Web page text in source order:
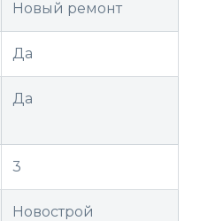
Новый ремонт
Да
Да
3
Новострой